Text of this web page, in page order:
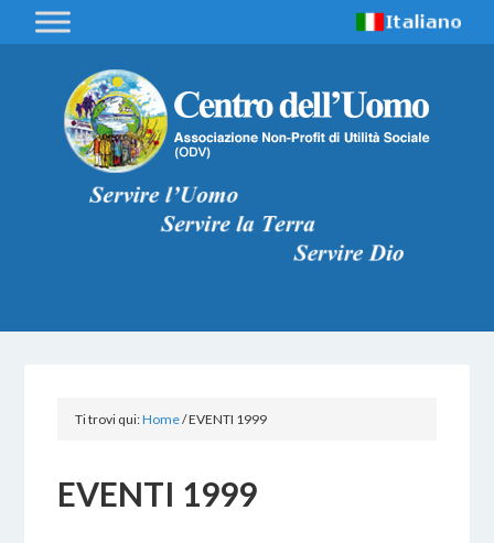
Ti trovi qui:Home/EVENTI 1999
EVENTI 1999